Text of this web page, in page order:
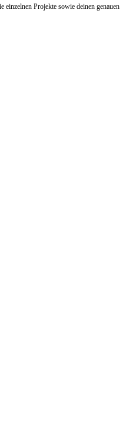
Projekte sowie deinen genauen